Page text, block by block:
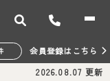
会員登録はこちら
2026.08.07 更新